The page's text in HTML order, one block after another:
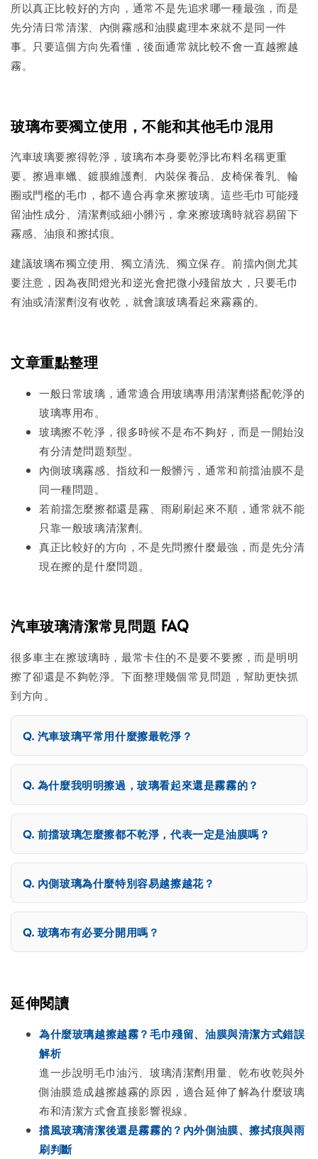
所以真正比較好的方向，通常不是先追求哪一種最強，而是
先分清日常清潔、內側霧感和油膜處理本來就不是同一件
事。只要這個方向先看懂，後面通常就比較不會一直越擦越
霧。
玻璃布要獨立使用，不能和其他毛巾混用
汽車玻璃要擦得乾淨，玻璃布本身要乾淨比布料名稱更重
要。擦過車蠟、鍍膜維護劑、內裝保養品、皮椅保養乳、輪
圈或門檻的毛巾，都不適合再拿來擦玻璃。這些毛巾可能殘
留油性成分、清潔劑或細小髒污，拿來擦玻璃時就容易留下
霧感、油痕和擦拭痕。
建議玻璃布獨立使用、獨立清洗、獨立保存。前擋內側尤其
要注意，因為夜間燈光和逆光會把微小殘留放大，只要毛巾
有油或清潔劑沒有收乾，就會讓玻璃看起來霧霧的。
文章重點整理
一般日常玻璃，通常適合用玻璃專用清潔劑搭配乾淨的
玻璃專用布。
玻璃擦不乾淨，很多時候不是布不夠好，而是一開始沒
有分清楚問題類型。
內側玻璃霧感、指紋和一般髒污，通常和前擋油膜不是
同一種問題。
若前擋怎麼擦都還是霧、雨刷刷起來不順，通常就不能
只靠一般玻璃清潔劑。
真正比較好的方向，不是先問擦什麼最強，而是先分清
現在擦的是什麼問題。
汽車玻璃清潔常見問題 FAQ
很多車主在擦玻璃時，最常卡住的不是要不要擦，而是明明
擦了卻還是不夠乾淨。下面整理幾個常見問題，幫助更快抓
到方向。
汽車玻璃平常用什麼擦最乾淨？
為什麼我明明擦過，玻璃看起來還是霧霧的？
前擋玻璃怎麼擦都不乾淨，代表一定是油膜嗎？
內側玻璃為什麼特別容易越擦越花？
玻璃布有必要分開用嗎？
延伸閱讀
為什麼玻璃越擦越霧？毛巾殘留、油膜與清潔方式錯誤
解析
進一步說明毛巾油污、玻璃清潔劑用量、乾布收乾與外
側油膜造成越擦越霧的原因，適合延伸了解為什麼玻璃
布和清潔方式會直接影響視線。
擋風玻璃清潔後還是霧霧的？內外側油膜、擦拭痕與雨
刷判斷